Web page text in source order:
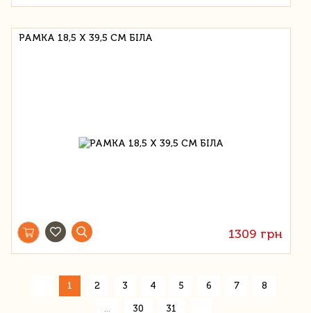
РАМКА 18,5 Х 39,5 СМ БІЛА
1309 грн
1 2 3 4 5 6 7 8
30 31